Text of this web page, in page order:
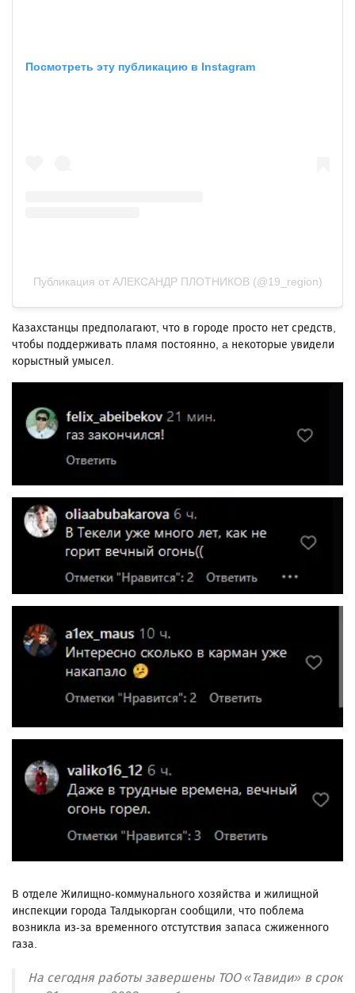
Посмотреть эту публикацию в Instagram
Публикация от АЛЕКСАНДР ПЛОТНИКОВ (@19_region)
Казахстанцы предполагают, что в городе просто нет средств,
чтобы поддерживать пламя постоянно, a некоторые увидели
корыстный умысел.
В отделе Жилищно-коммунального хозяйства и жилищной
инспекции города Талдыкорган сообщили, что поблема
возникла из-за временного отстутствия запаса сжиженного
газа.
На сегодня работы завершены ТОО «Тавиди» в срок